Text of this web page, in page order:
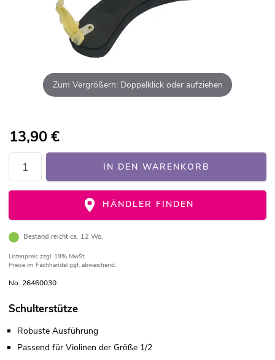
Zum Vergrößern: Doppelklick oder aufziehen
13,90€
IN DEN WARENKORB
HÄNDLER FINDEN
Bestand reicht ca. 12 Wo.
Listenpreis zzgl. 19% MwSt.
Preise im Fachhandel ggf. abweichend.
No. 26460030
Schulterstütze
Robuste Ausführung
Passend für Violinen der Größe 1/2